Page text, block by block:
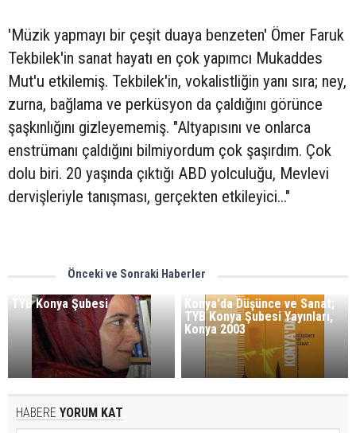
'Müzik yapmayı bir çeşit duaya benzeten' Ömer Faruk
Tekbilek'in sanat hayatı en çok yapımcı Mukaddes
Mut'u etkilemiş. Tekbilek'in, vokalistliğin yanı sıra; ney,
zurna, bağlama ve perküsyon da çaldığını görünce
şaşkınlığını gizleyememiş. "Altyapısını ve onlarca
enstrümanı çaldığını bilmiyordum çok şaşırdım. Çok
dolu biri. 20 yaşında çıktığı ABD yolculuğu, Mevlevi
dervişleriyle tanışması, gerçekten etkileyici..."
Önceki ve Sonraki Haberler
TYB Konya Şubesi
Konya'da Düşünce ve Sanat;
TYB Konya Şubesi Yayınları,
Konya 2003
HABERE YORUM KAT